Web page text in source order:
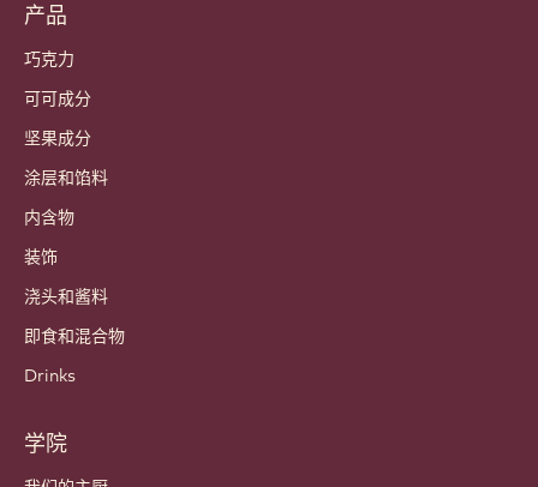
产品
巧克力
可可成分
坚果成分
涂层和馅料
内含物
装饰
浇头和酱料
即食和混合物
Drinks
学院